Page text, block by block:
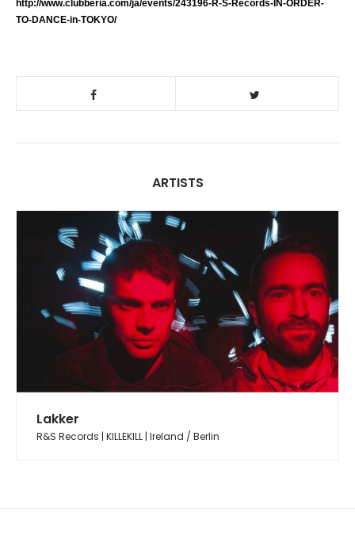
http://www.clubberia.com/ja/events/243196-R-S-Records-IN-ORDER-
TO-DANCE-in-TOKYO/
ARTISTS
Lakker
R&S Records | KILLEKILL | Ireland / Berlin